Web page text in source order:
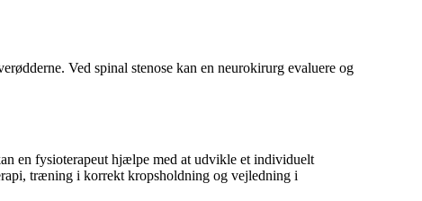
Ved spinal stenose kan en neurokirurg evaluere og
en fysioterapeut hjælpe med at udvikle et individuelt
træning i korrekt kropsholdning og vejledning i